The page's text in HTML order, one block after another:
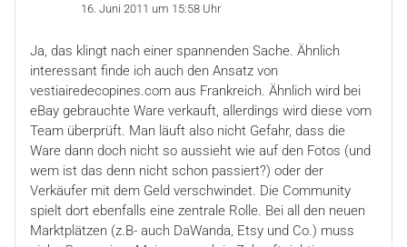
16. Juni 2011 um 15:58 Uhr
Ja, das klingt nach einer spannenden Sache. Ähnlich
interessant finde ich auch den Ansatz von
vestiairedecopines.com aus Frankreich. Ähnlich wird bei
eBay gebrauchte Ware verkauft, allerdings wird diese vom
Team überprüft. Man läuft also nicht Gefahr, dass die
Ware dann doch nicht so aussieht wie auf den Fotos (und
wem ist das denn nicht schon passiert?) oder der
Verkäufer mit dem Geld verschwindet. Die Community
spielt dort ebenfalls eine zentrale Rolle. Bei all den neuen
Marktplätzen (z.B- auch DaWanda, Etsy und Co.) muss